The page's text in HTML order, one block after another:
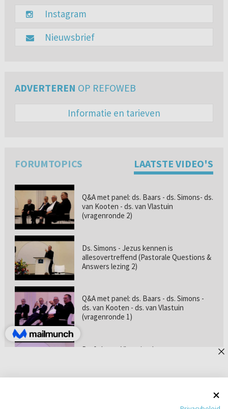
Instagram
Nieuwsbrief
ADVERTEREN OP REFOWEB
Informatie en tarieven
FORUMTOPICS LAATSTE VIDEO'S
Q&A met panel: ds. Baars - ds. Simons- ds.
van Kooten - ds. van Vlastuin
(vragenronde 2)
Ds. Simons - Jezus kennen is
allesovertreffend (Pastorale Questions &
Answers lezing 2)
Q&A met panel: ds. Baars - ds. Simons -
ds. van Kooten - ds. van Vlastuin
(vragenronde 1)
Prof. dr. van Vlastuin - Is